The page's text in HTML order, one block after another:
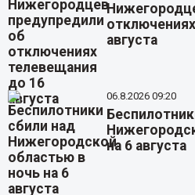
августа
06.8.2026 09:20
на 6 августа